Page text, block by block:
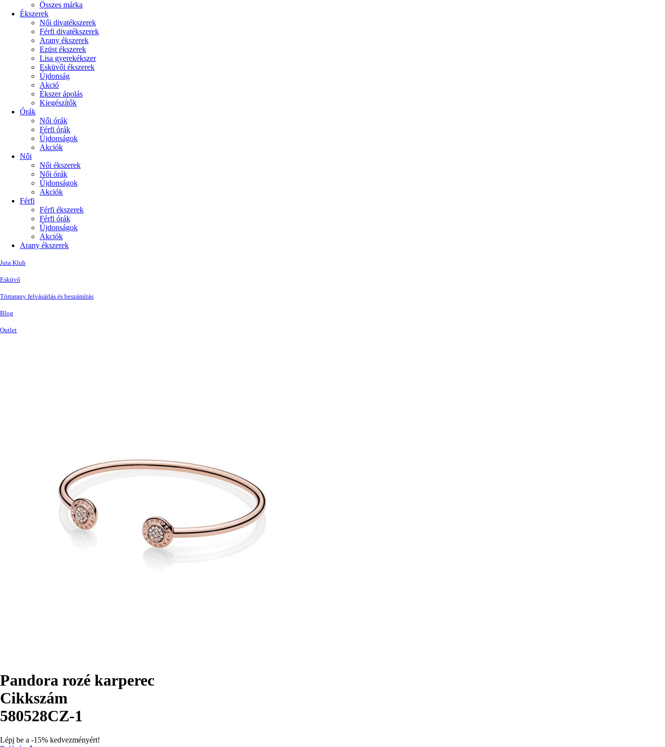
Összes márka
Ékszerek
Női divatékszerek
Férfi divatékszerek
Arany ékszerek
Ezüst ékszerek
Lisa gyerekékszer
Esküvői ékszerek
Újdonság
Akció
Ékszer ápolás
Kiegészítők
Órák
Női órák
Férfi órák
Újdonságok
Akciók
Női
Női ékszerek
Női órák
Újdonságok
Akciók
Férfi
Férfi ékszerek
Férfi órák
Újdonságok
Akciók
Arany ékszerek
Juta Klub
Esküvő
Törtarany felvásárlás és beszámítás
Blog
Outlet
Pandora rozé karperec
Cikkszám
580528CZ-1
Lépj be a -15% kedvezményért!